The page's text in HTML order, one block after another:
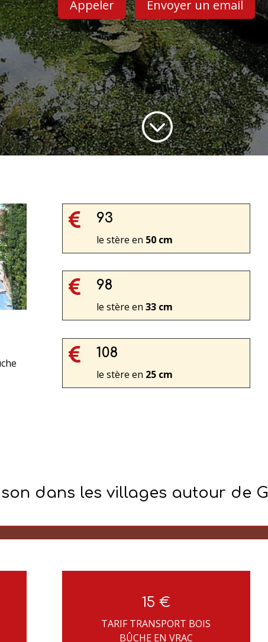
Appeler Envoyer un email
;
 93
le stère en 50 cm
 98
le stère en 33 cm
 108
le stère en 25 cm
dans les villages autour de
15 €
TARIF TRANSPORT BOIS
BÛCHE EN VRAC